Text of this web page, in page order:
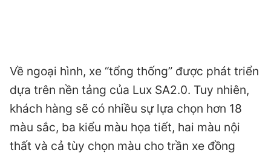
Về ngoại hình, xe “tổng thống” được phát triển
dựa trên nền tảng của Lux SA2.0. Tuy nhiên,
khách hàng sẽ có nhiều sự lựa chọn hơn 18
màu sắc, ba kiểu màu họa tiết, hai màu nội
thất và cả tùy chọn màu cho trần xe đồng